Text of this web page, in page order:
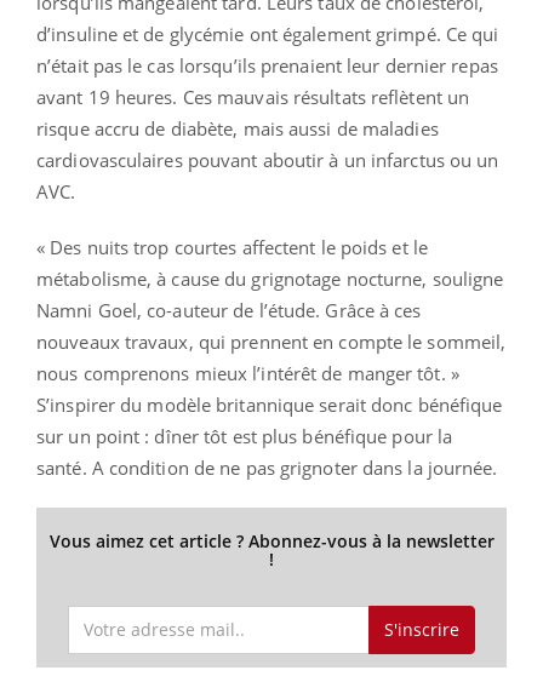
d’insuline et de glycémie ont également grimpé. Ce qui
n’était pas le cas lorsqu’ils prenaient leur dernier repas
avant 19 heures. Ces mauvais résultats reflètent un
risque accru de diabète, mais aussi de maladies
cardiovasculaires pouvant aboutir à un infarctus ou un
AVC.
« Des nuits trop courtes affectent le poids et le
métabolisme, à cause du grignotage nocturne, souligne
Namni Goel, co-auteur de l’étude. Grâce à ces
nouveaux travaux, qui prennent en compte le sommeil,
nous comprenons mieux l’intérêt de manger tôt. »
S’inspirer du modèle britannique serait donc bénéfique
sur un point : dîner tôt est plus bénéfique pour la
santé. A condition de ne pas grignoter dans la journée.
Vous aimez cet article ? Abonnez-vous à la newsletter
!
S'inscrire